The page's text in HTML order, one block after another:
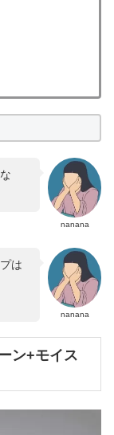
nanana
nanana
は
ン+モイス